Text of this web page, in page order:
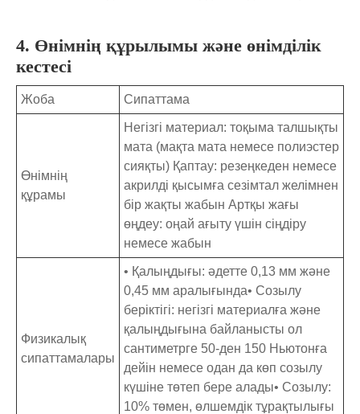
4. Өнімнің құрылымы және өнімділік
кестесі
Жоба Сипаттама
Өнімнің
құрамы
Негізгі материал: тоқыма талшықты
мата (мақта мата немесе полиэстер
сияқты) Қаптау: резеңкеден немесе
акрилді қысымға сезімтал желімнен
бір жақты жабын Артқы жағы
өңдеу: оңай ағыту үшін сіңдіру
немесе жабын
Физикалық
сипаттамалары
• Қалыңдығы: әдетте 0,13 мм және
0,45 мм аралығында• Созылу
беріктігі: негізгі материалға және
қалыңдығына байланысты ол
сантиметрге 50-ден 150 Ньютонға
дейін немесе одан да көп созылу
күшіне төтеп бере алады• Созылу:
10% төмен, өлшемдік тұрақтылығы